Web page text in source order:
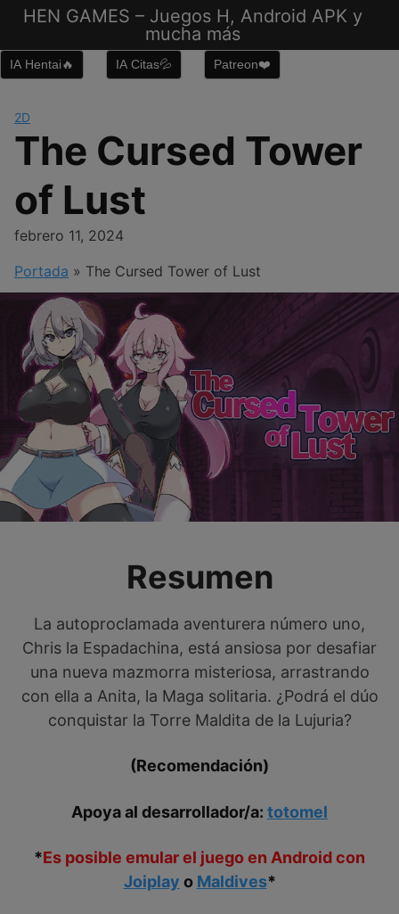
Saltar
contenido
HEN GAMES – Juegos H, Android APK y
mucha más
IA Hentai🔥 IA Citas💦 Patreon❤️
2D
The Cursed Tower
of Lust
febrero 11, 2024
Portada » The Cursed Tower of Lust
Resumen
La autoproclamada aventurera número uno,
Chris la Espadachina, está ansiosa por desafiar
una nueva mazmorra misteriosa, arrastrando
con ella a Anita, la Maga solitaria. ¿Podrá el dúo
conquistar la Torre Maldita de la Lujuria?
(Recomendación)
Apoya al desarrollador/a: totomel
*Es posible emular el juego en Android con
Joiplay o Maldives*